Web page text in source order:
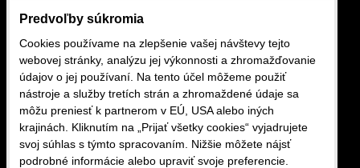
Obchodné podmienky
Reklamačné podmienky
Ochrana osobných údajov
Predvoľby súkromia
Cookies používame na zlepšenie vašej návštevy tejto
webovej stránky, analýzu jej výkonnosti a zhromažďovanie
údajov o jej používaní. Na tento účel môžeme použiť
nástroje a služby tretích strán a zhromaždené údaje sa
môžu preniesť k partnerom v EÚ, USA alebo iných
krajinách. Kliknutím na „Prijať všetky cookies“ vyjadrujete
svoj súhlas s týmto spracovaním. Nižšie môžete nájsť
podrobné informácie alebo upraviť svoje preferencie.